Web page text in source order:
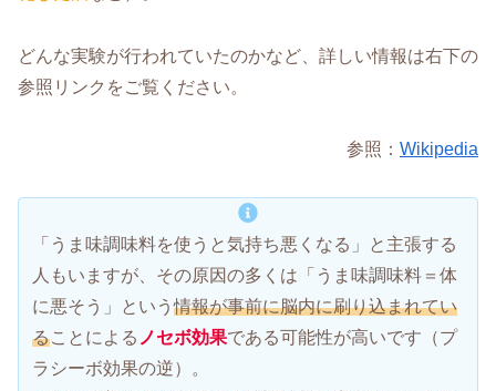
どんな実験が行われていたのかなど、詳しい情報は右下の
参照リンクをご覧ください。
参照： Wikipedia
「うま味調味料を使うと気持ち悪くなる」と主張する
人もいますが、その原因の多くは「うま味調味料＝体
に悪そう」という情報が事前に脳内に刷り込まれてい
ることによる ノセボ効果である可能性が高いです（プ
ラシーボ効果の逆）。